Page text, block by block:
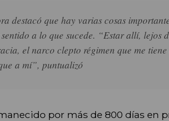
destacó que hay varias cosas
a lo que sucede. “Estar allí, lejos
el narco clepto régimen que me
a mí”, puntualizó
por más de 800 días en